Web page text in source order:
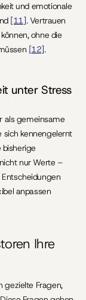
und emotionale
[11]. Vertrauen
ohne die
[12].
unter Stress
als gemeinsame
sich kennengelernt
bisherige
nur Werte –
anpassen
Ihre
gezielte Fragen,